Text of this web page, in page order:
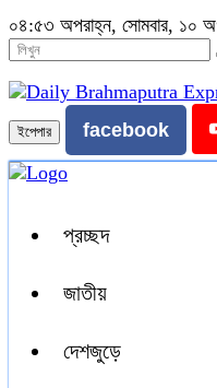
০৪:৫৩ অপরাহ্ন, সোমবার, ১০
ইপেপার facebook
প্রচ্ছদ
জাতীয়
দেশজুড়ে